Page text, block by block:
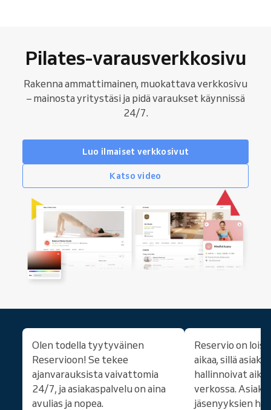
Pilates-varausverkkosivu
Rakenna ammattimainen, muokattava verkkosivu
– mainosta yritystäsi ja pidä varaukset käynnissä
24/7.
Luo ilmaiset verkkosivut
Katso video
Olen todella tyytyväinen
Reservioon! Se tekee
ajanvarauksista vaivattomia
24/7, ja asiakaspalvelu on aina
avulias ja nopea.
Reservio on
aikaa, sillä
hallinnoivat
verkossa.
jäsenyyksien